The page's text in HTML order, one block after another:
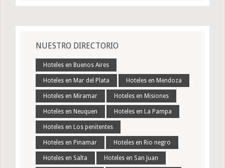
NUESTRO DIRECTORIO
Hoteles en Buenos Aires
Hoteles en Mar del Plata Hoteles en Mendoza
Hoteles en Miramar Hoteles en Misiones
Hoteles en Neuquen Hoteles en La Pampa
Hoteles en Los penitentes
Hoteles en Pinamar Hoteles en Rio negro
Hoteles en Salta Hoteles en San Juan